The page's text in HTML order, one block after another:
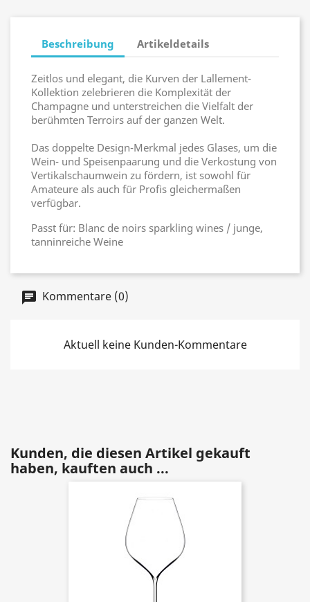
Beschreibung Artikeldetails
Zeitlos und elegant, die Kurven der Lallement-
Kollektion zelebrieren die Komplexität der
Champagne und unterstreichen die Vielfalt der
berühmten Terroirs auf der ganzen Welt.
Das doppelte Design-Merkmal jedes Glases, um die
Wein- und Speisenpaarung und die Verkostung von
Vertikalschaumwein zu fördern, ist sowohl für
Amateure als auch für Profis gleichermaßen
verfügbar.
Passt für: Blanc de noirs sparkling wines / junge,
tanninreiche Weine
Kommentare (0)
Aktuell keine Kunden-Kommentare
Kunden, die diesen Artikel gekauft
haben, kauften auch ...